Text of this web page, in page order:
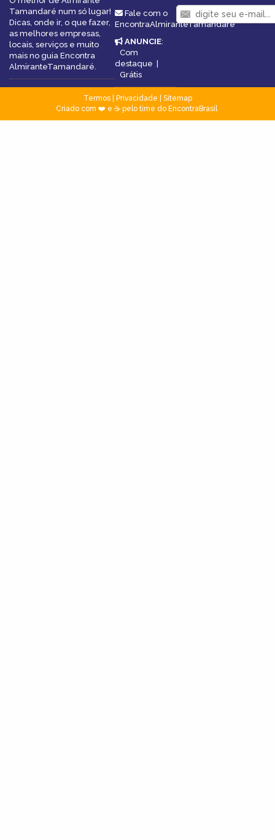
Tamandaré num só lugar!
Dicas, onde ir, o que fazer,
as melhores empresas,
locais, serviços e muito
mais no guia Encontra
AlmiranteTamandaré.
Fale com o
EncontraAlmiranteTamandaré
ANUNCIE:
Com
destaque |
Grátis
Termos| Privacidade
Sitemap
Criado com ❤️ e ☕ pelo time do EncontraBrasil